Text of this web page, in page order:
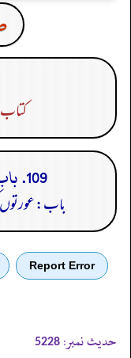
109. باب غيرة النساء ووجدهن:
باب:
Report Error
حدیث نمبر: 5228